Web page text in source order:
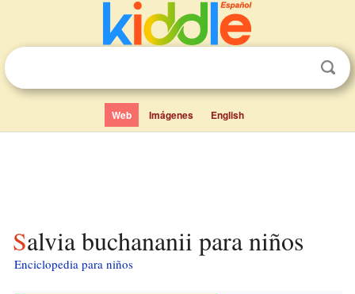
Web Imágenes English
Salvia buchananii para niños
Enciclopedia para niños